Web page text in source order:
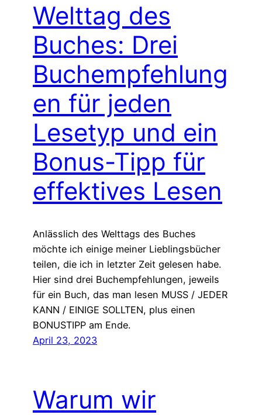
Welttag des
Buches: Drei
Buchempfehlung
en für jeden
Lesetyp und ein
Bonus-Tipp für
effektives Lesen
Anlässlich des Welttags des Buches
möchte ich einige meiner Lieblingsbücher
teilen, die ich in letzter Zeit gelesen habe.
Hier sind drei Buchempfehlungen, jeweils
für ein Buch, das man lesen MUSS / JEDER
KANN / EINIGE SOLLTEN, plus einen
BONUSTIPP am Ende.
April 23, 2023
Warum wir